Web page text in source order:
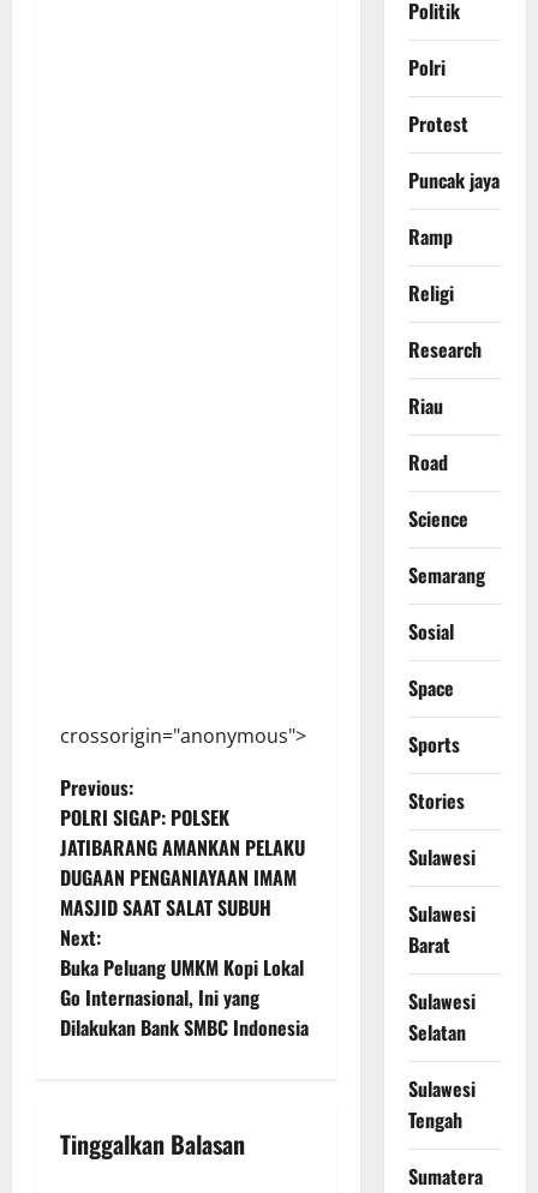
crossorigin="anonymous">
P
o
s
t
n
a
i
Previous:
POLRI SIGAP: POLSEK
JATIBARANG AMANKAN PELAKU
DUGAAN PENGANIAYAAN IMAM
MASJID SAAT SALAT SUBUH
Next:
Buka Peluang UMKM Kopi Lokal
Go Internasional, Ini yang
Dilakukan Bank SMBC Indonesia
Tinggalkan Balasan
Politik
Polri
Protest
Puncak jaya
Ramp
Religi
Research
Riau
Road
Science
Semarang
Sosial
Space
Sports
Stories
Sulawesi
Sulawesi
Barat
Sulawesi
Selatan
Sulawesi
Tengah
Sumatera